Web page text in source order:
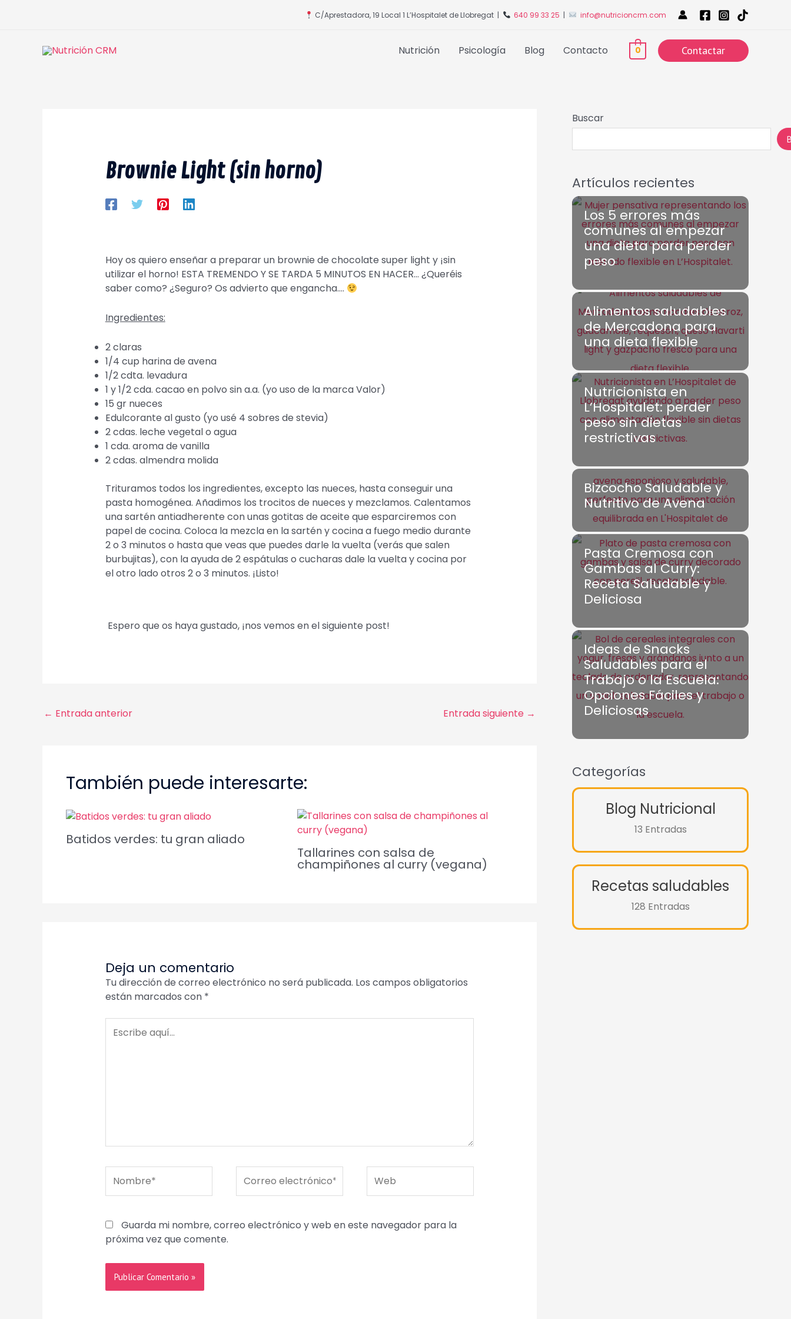
C/Aprestadora, 19 Local 1 L’Hospitalet de Llobregat | 640 99 33 25 | info@nutricioncrm.com
Nutrición Psicología Blog Contacto 0 Contactar
Brownie Light (sin horno)
Hoy os quiero enseñar a preparar un brownie de chocolate super light y ¡sin
utilizar el horno! ESTA TREMENDO Y SE TARDA 5 MINUTOS EN HACER… ¿Queréis
saber como? ¿Seguro? Os advierto que engancha….
Ingredientes:
2 claras
1/4 cup harina de avena
1/2cdta. levadura
1 y 1/2cda. cacao en polvo sin a.a. (yo uso de la marca Valor)
15 gr nueces
Edulcorante al gusto (yo usé 4 sobres de stevia)
2cdas. leche vegetal o agua
1 cda. aroma de vanilla
2cdas. almendra molida
Trituramos todos los ingredientes, excepto las nueces, hasta conseguir una
pasta homogénea. Añadimos los trocitos de nueces y mezclamos. Calentamos
una sartén antiadherente con unas gotitas de aceite que esparciremos con
papel de cocina. Coloca la mezcla en la sartén y cocina a fuego medio durante
2 o 3 minutos o hasta que veas que puedes darle la vuelta (verás que salen
burbujitas), con la ayuda de 2 espátulas o cucharas dale la vuelta y cocina por
el otro lado otros 2 o 3 minutos. ¡Listo!
Espero que os haya gustado, ¡nos vemos en el siguiente post!
Navegación
← Entrada anterior Entrada siguiente →
También puede interesarte:
Batidos verdes: tu gran aliado
Tallarines con salsa de
champiñones al curry (vegana)
Deja un comentario
Tu dirección de correo electrónico no será publicada. Los campos obligatorios
están marcados con *
aquí...
electrónico*
Guarda mi nombre, correo electrónico y web en este navegador para la
próxima vez que comente.
Buscar
Artículos recientes
Los 5 errores más
comunes al empezar
una dieta para perder
peso
Alimentos saludables
de Mercadona para
una dieta flexible
Nutricionista en
L’Hospitalet: perder
peso sin dietas
restrictivas
Bizcocho Saludable y
Nutritivo de Avena
Pasta Cremosa con
Gambas al Curry:
Receta Saludable y
Deliciosa
Ideas de Snacks
Saludables para el
Trabajo o la Escuela:
Opciones Fáciles y
Deliciosas
Categorías
Blog Nutricional
13 Entradas
Recetas saludables
128 Entradas